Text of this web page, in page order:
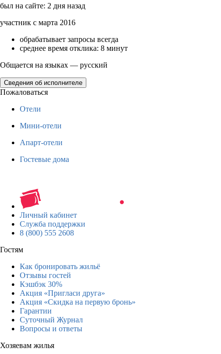
был на сайте: 2 дня назад
участник с марта 2016
обрабатывает запросы всегда
среднее время отклика: 8 минут
Общается на языках — русский
Сведения об исполнителе
Пожаловаться
Отели
Мини-отели
Апарт-отели
Гостевые дома
Личный кабинет
Служба поддержки
8 (800) 555 2608
Гостям
Как бронировать жильё
Отзывы гостей
Кэшбэк 30%
Акция «Пригласи друга»
Акция «Скидка на первую бронь»
Гарантии
Суточный Журнал
Вопросы и ответы
Хозяевам жилья